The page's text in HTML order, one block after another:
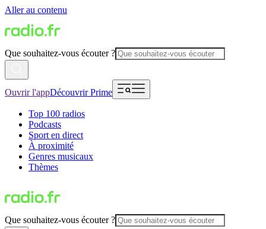
Aller au contenu
Que souhaitez-vous écouter ?
Ouvrir l'appDécouvrir Prime
Top 100 radios
Podcasts
Sport en direct
À proximité
Genres musicaux
Thèmes
Que souhaitez-vous écouter ?